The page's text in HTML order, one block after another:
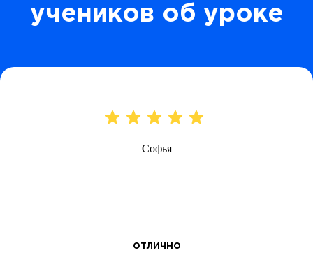
учеников об уроке
Софья
отлично